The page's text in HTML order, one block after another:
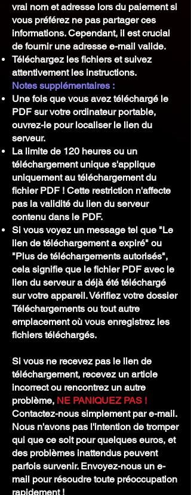
vrai nom et adresse lors du paiement si
vous préférez ne pas partager ces
informations. Cependant, il est crucial
de fournir une adresse e-mail valide.
Téléchargez les fichiers et suivez
attentivement les instructions.
Notes supplémentaires :
Une fois que vous avez téléchargé le
PDF sur votre ordinateur portable,
ouvrez-le pour localiser le lien du
serveur.
La limite de 120 heures ou un
téléchargement unique s'applique
uniquement au téléchargement du
fichier PDF ! Cette restriction n'affecte
pas la validité du lien du serveur
contenu dans le PDF.
Si vous voyez un message tel que "Le
lien de téléchargement a expiré" ou
"Plus de téléchargements autorisés",
cela signifie que le fichier PDF avec le
lien du serveur a déjà été téléchargé
sur votre appareil. Vérifiez votre dossier
Téléchargements ou tout autre
emplacement où vous enregistrez les
fichiers téléchargés.
Si vous ne recevez pas le lien de
téléchargement, recevez un article
incorrect ou rencontrez un autre
problème, NE PANIQUEZ PAS !
Contactez-nous simplement par e-mail.
Nous n'avons pas l'intention de tromper
qui que ce soit pour quelques euros, et
des problèmes inattendus peuvent
parfois survenir. Envoyez-nous un e-
mail pour résoudre toute préoccupation
rapidement !